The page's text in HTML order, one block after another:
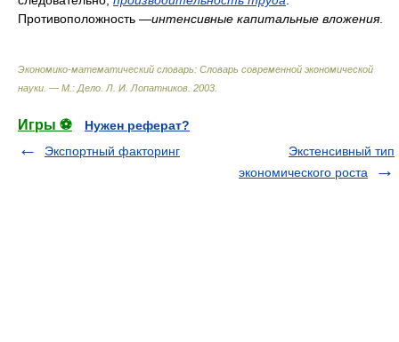
Противоположность —интенсивные капитальные вложения.
Экономико-математический словарь: Словарь современной экономической
науки. — М.: Дело Л. И. Лопатников 2003
Игры ⚽
Нужен реферат?
Экспортный факторинг
Экстенсивный тип
экономического роста